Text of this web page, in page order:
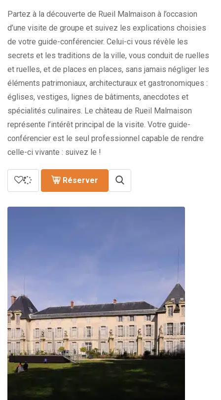
prix :
429.00€
à
699.00€
Partez à la découverte de Rueil Malmaison à l’occasion
d’une visite de groupe et suivez les explications choisies
de votre guide-conférencier. Celui-ci vous révèle les
secrets et les traditions de la ville, vous conduit de ruelles
et ruelles, et de places en places, sans jamais négliger les
éléments patrimoniaux, architecturaux et gastronomiques :
églises, vestiges, lignes de bâtiments, anecdotes et
spécialités culinaires. Le château de Rueil Malmaison
représente l’intérêt principal de la visite. Votre guide-
conférencier est le seul professionnel capable de rendre
celle-ci vivante : suivez le !
Réserver